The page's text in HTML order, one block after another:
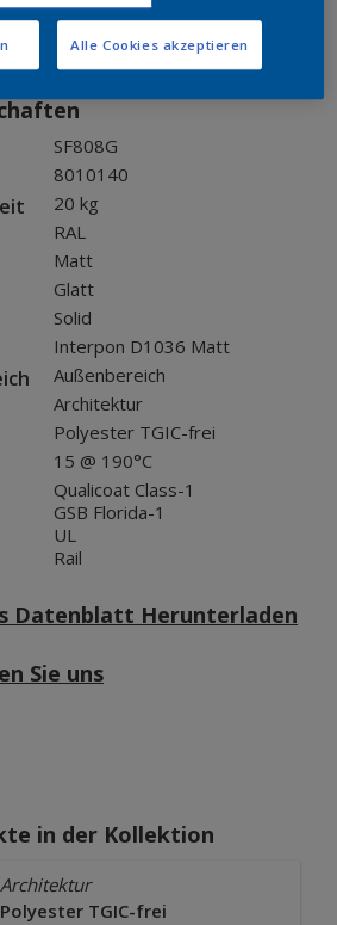
SF808G
8010140
20 kg
RAL
Matt
Glatt
Solid
Interpon D1036 Matt
Außenbereich
Architektur
Polyester TGIC-frei
15 @ 190°C
Qualicoat Class-1
GSB Florida-1
UL
Rail
Datenblatt Herunterladen
Sie uns
in der Kollektion
Architektur
Polyester TGIC-frei
Alle Cookies akzeptieren